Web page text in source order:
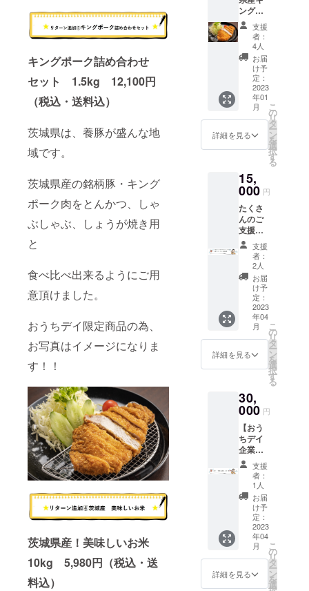
キングポーク詰め合わせ
セット 1.5kg 12,100円
（税込・送料込）
茨城県は、養豚が盛んな地
域です。
茨城県産の銘柄豚・キング
ポーク肉をとんかつ、しゃ
ぶしゃぶ、しょうが焼き用
と
食べ比べ出来るようにご用
意頂けました。
おうちデイ限定商品の為、
お写真はイメージになりま
す！！
茨城県産！美味しいお米
10kg 5,980円（税込・送
料込）
さび
菜
ケー
ル 人
参
キャベ
ツ
ジャガ
イモ
里芋
さつま
大根
せてく
ださ
い。 た
くさん
の方が
応援し
てくれ
たら、
全国の
おじい
ちゃん
おばあ
気にな
りま
はいな
い！！
茨城県
の指定
された
生産者
が飼育
した黒
毛和種
の牛の
うち、
日本食
規格に
おいて
級Aまた
はB、肉
質等級4
以上に
格付け
された
牛にの
み、こ
の「常
陸牛」
という
ブラン
ドが付
けられ
べてま
すが、
とって
も美味
しいの
で是
非！ご
賞味く
ださ
いー！
名】常
陸牛
【内容
量】500
地】茨
城県
ング
ポーク
／ ブラ
ンド豚
キング
ポー
ク 約
1.5kg入
り ＜部
位＞
ロース
厚切
り、
身、
ロース
スライ
ス、 こ
んなお
料理に
どう
ぞ！！
とんか
つ用4人
前 しゃ
ぶしゃ
ぶ用4人
前 生姜
焼き用4
人前 の
食べ比
す。
キング
は濃厚
な味わ
いの中
に甘み
があり
ながら
も、
あっさ
りとし
た後味
の茨城
県産の
豚肉で
す。
支援
者：
4人
お届
け予
定：
2023
年01
月
詳細を見る
こ
の
リ
タ
ー
ン
を
選
択
す
る
15,
000 円
たくさ
んのご
支援を
頂き、
この
度、一
般社団
法人 全
国健康
増進お
うちデ
イ普及
協議会
を設立
するこ
た。今
後は、
行政と
共に活
動させ
て頂け
ること
になり
ます。
設立
パー
ティー
の際
に、現
状報告
と今後
の展望
支援
者：
2人
お届
け予
定：
2023
年04
月
詳細を見る
こ
の
リ
タ
ー
ン
を
選
択
す
る
30,
000 円
【おう
ちデイ
企業応
援！！
】 企業
様から
全国の
おじい
ちゃん
おばあ
ちゃん
を支え
た
い！！
たくさ
支援
者：
1人
お届
け予
定：
2023
年04
月
詳細を見る
こ
の
リ
タ
ー
ン
を
選